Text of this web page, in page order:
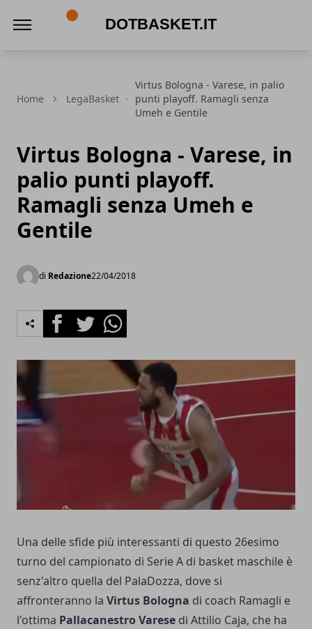
Home LegaBasket
Virtus Bologna - Varese, in palio
punti playoff. Ramagli senza
Umeh e Gentile
Virtus Bologna - Varese, in
palio punti playoff.
Ramagli senza Umeh e
Gentile
di Redazione22/04/2018
FacebookTwitterWhatsapp
Una delle sfide più interessanti di questo 26esimo
turno del campionato di Serie A di basket maschile è
senz'altro quella del PalaDozza, dove si
affronteranno la Virtus Bologna di coach Ramagli e
l'ottima Pallacanestro Varese di Attilio Caja, che ha